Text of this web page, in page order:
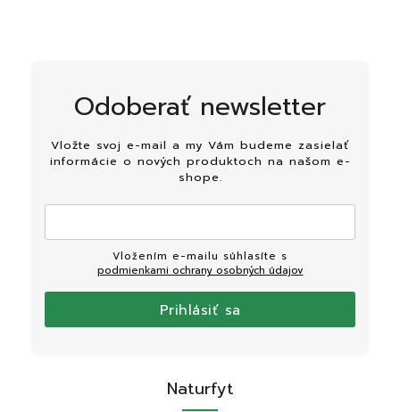
Odoberať newsletter
Vložte svoj e-mail a my Vám budeme zasielať
informácie o nových produktoch na našom e-
shope.
podmienkami ochrany osobných údajov
Prihlásiť sa
Naturfyt